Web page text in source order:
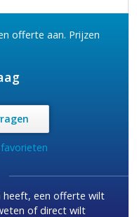
offerte aan. Prijzen
heeft, een offerte wilt
of direct wilt